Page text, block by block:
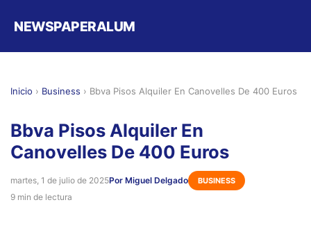
NEWSPAPERALUM
Inicio › Business › Bbva Pisos Alquiler En Canovelles De 400 Euros
Bbva Pisos Alquiler En
Canovelles De 400 Euros
martes, 1 de julio de 2025Por Miguel Delgado BUSINESS
9 min de lectura